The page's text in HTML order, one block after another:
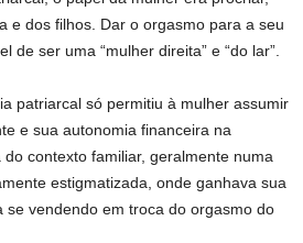
e dos filhos. Dar o orgasmo para a seu
de ser uma “mulher direita” e “do lar”.
patriarcal só permitiu à mulher assumir
e sua autonomia financeira na
contexto familiar, geralmente numa
estigmatizada, onde ganhava sua
se vendendo em troca do orgasmo do